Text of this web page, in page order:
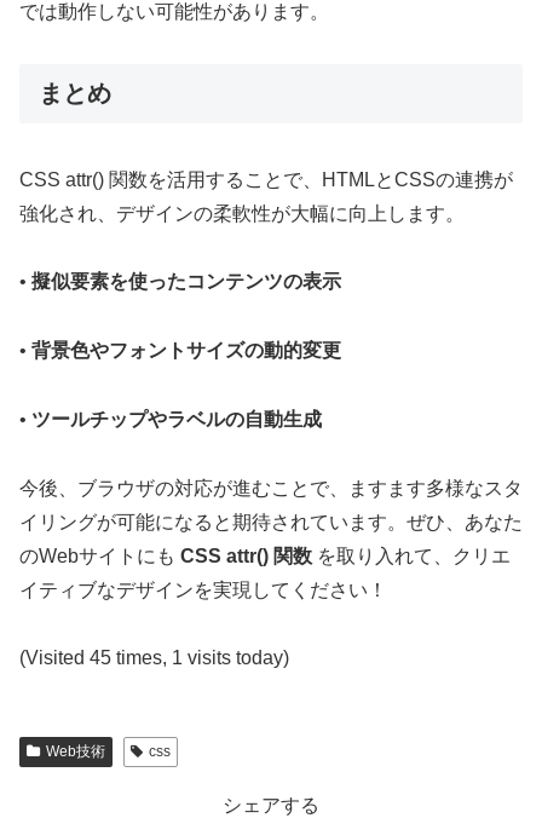
では動作しない可能性があります。
まとめ
CSS attr() 関数を活用することで、HTMLとCSSの連携が
強化され、デザインの柔軟性が大幅に向上します。
• 擬似要素を使ったコンテンツの表示
• 背景色やフォントサイズの動的変更
• ツールチップやラベルの自動生成
今後、ブラウザの対応が進むことで、ますます多様なスタ
イリングが可能になると期待されています。ぜひ、あなた
のWebサイトにも CSS attr() 関数 を取り入れて、クリエ
イティブなデザインを実現してください！
(Visited 45 times, 1 visits today)
Web技術 css
シェアする